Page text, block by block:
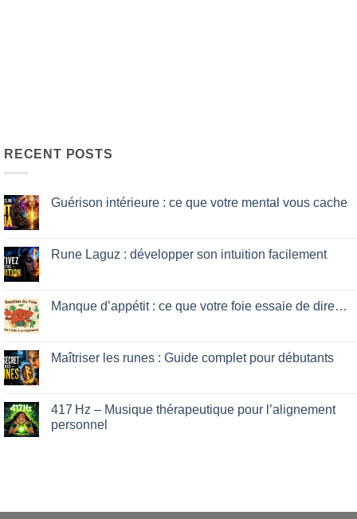
RECENT POSTS
Guérison intérieure : ce que votre mental vous cache
Guérison
intérieure
votre
mental
Rune Laguz : développer son intuition facilement
Rune
Laguz
intuition
facilement
Manque d’appétit : ce que votre foie essaie de dire…
Manque
d’appétit
votre
foie
essaie
Maîtriser les runes : Guide complet pour débutants
Maîtriser
les
runes
417 Hz – Musique thérapeutique pour l’alignement
personnel
pour